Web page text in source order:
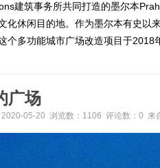
建筑事务所共同打造的墨尔本
化休闲目的地。作为墨尔本有史
个多功能城市广场改造项目于
广场
05-20 浏览数：1106 评论数：0